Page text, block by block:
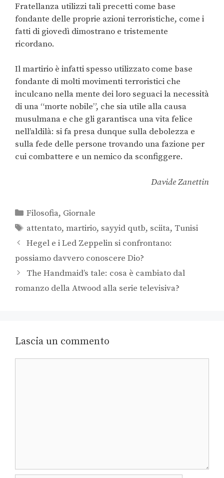
Fratellanza utilizzi tali precetti come base
fondante delle proprie azioni terroristiche, come i
fatti di giovedì dimostrano e tristemente
ricordano.
Il martirio è infatti spesso utilizzato come base
fondante di molti movimenti terroristici che
inculcano nella mente dei loro seguaci la necessità
di una “morte nobile”, che sia utile alla causa
musulmana e che gli garantisca una vita felice
nell’aldilà: si fa presa dunque sulla debolezza e
sulla fede delle persone trovando una fazione per
cui combattere e un nemico da sconfiggere.
Davide Zanettin
Filosofia, Giornale
attentato,martirio, sayyid qutb, sciita, Tunisi
Hegel e i Led Zeppelin si confrontano:
possiamo davvero conoscere Dio?
The Handmaid’s tale: cosa è cambiato dal
romanzo della Atwood alla serie televisiva?
Lascia un commento